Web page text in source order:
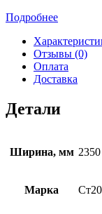
Подробнее
Отзывы (0)
Оплата
Доставка
Детали
Ширина, мм 2350
Марка Ст20